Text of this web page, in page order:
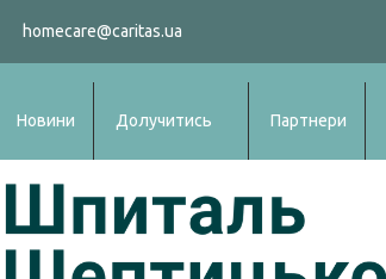
homecare@caritas.ua
Новини Долучитись Партнери